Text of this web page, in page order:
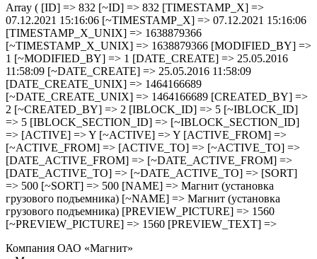
Array ( [ID] => 832 [~ID] => 832 [TIMESTAMP_X] =>
07.12.2021 15:16:06 [~TIMESTAMP_X] => 07.12.2021 15:16:06
[TIMESTAMP_X_UNIX] => 1638879366
[~TIMESTAMP_X_UNIX] => 1638879366 [MODIFIED_BY] =>
1 [~MODIFIED_BY] => 1 [DATE_CREATE] => 25.05.2016
11:58:09 [~DATE_CREATE] => 25.05.2016 11:58:09
[DATE_CREATE_UNIX] => 1464166689
[~DATE_CREATE_UNIX] => 1464166689 [CREATED_BY] =>
2 [~CREATED_BY] => 2 [IBLOCK_ID] => 5 [~IBLOCK_ID]
=> 5 [IBLOCK_SECTION_ID] => [~IBLOCK_SECTION_ID]
=> [ACTIVE] => Y [~ACTIVE] => Y [ACTIVE_FROM] =>
[~ACTIVE_FROM] => [ACTIVE_TO] => [~ACTIVE_TO] =>
[DATE_ACTIVE_FROM] => [~DATE_ACTIVE_FROM] =>
[DATE_ACTIVE_TO] => [~DATE_ACTIVE_TO] => [SORT]
=> 500 [~SORT] => 500 [NAME] => Магнит (установка
грузового подъемника) [~NAME] => Магнит (установка
грузового подъемника) [PREVIEW_PICTURE] => 1560
[~PREVIEW_PICTURE] => 1560 [PREVIEW_TEXT] =>
Компания ОАО «Магнит»